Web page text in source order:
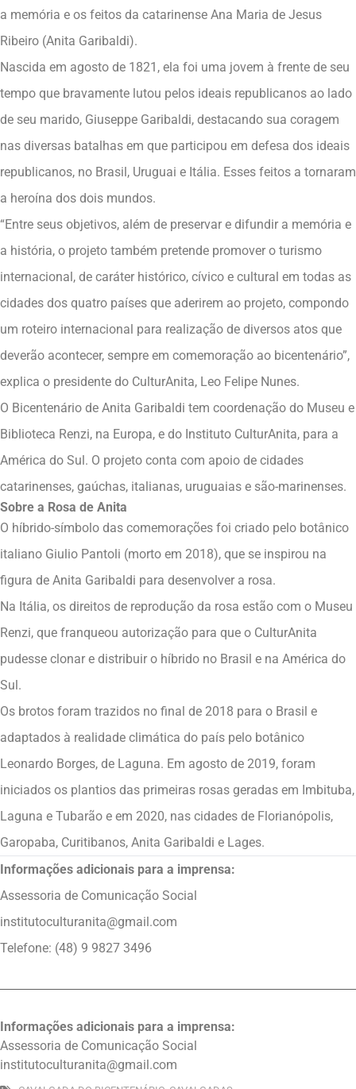
a memória e os feitos da catarinense Ana Maria de Jesus
Ribeiro (Anita Garibaldi).
Nascida em agosto de 1821, ela foi uma jovem à frente de seu
tempo que bravamente lutou pelos ideais republicanos ao lado
de seu marido, Giuseppe Garibaldi, destacando sua coragem
nas diversas batalhas em que participou em defesa dos ideais
republicanos, no Brasil, Uruguai e Itália. Esses feitos a tornaram
a heroína dos dois mundos.
“Entre seus objetivos, além de preservar e difundir a memória e
a história, o projeto também pretende promover o turismo
internacional, de caráter histórico, cívico e cultural em todas as
cidades dos quatro países que aderirem ao projeto, compondo
um roteiro internacional para realização de diversos atos que
deverão acontecer, sempre em comemoração ao bicentenário”,
explica o presidente do CulturAnita, Leo Felipe Nunes.
O Bicentenário de Anita Garibaldi tem coordenação do Museu e
Biblioteca Renzi, na Europa, e do Instituto CulturAnita, para a
América do Sul. O projeto conta com apoio de cidades
catarinenses, gaúchas, italianas, uruguaias e são-marinenses.
Sobre a Rosa de Anita
O híbrido-símbolo das comemorações foi criado pelo botânico
italiano Giulio Pantoli (morto em 2018), que se inspirou na
figura de Anita Garibaldi para desenvolver a rosa.
Na Itália, os direitos de reprodução da rosa estão com o Museu
Renzi, que franqueou autorização para que o CulturAnita
pudesse clonar e distribuir o híbrido no Brasil e na América do
Sul.
Os brotos foram trazidos no final de 2018 para o Brasil e
adaptados à realidade climática do país pelo botânico
Leonardo Borges, de Laguna. Em agosto de 2019, foram
iniciados os plantios das primeiras rosas geradas em Imbituba,
Laguna e Tubarão e em 2020, nas cidades de Florianópolis,
Garopaba, Curitibanos, Anita Garibaldi e Lages.
Informações adicionais para a imprensa:
Assessoria de Comunicação Social
institutoculturanita@gmail.com
Telefone: (48) 9 9827 3496
Informações adicionais para a imprensa:
Assessoria de Comunicação Social
institutoculturanita@gmail.com